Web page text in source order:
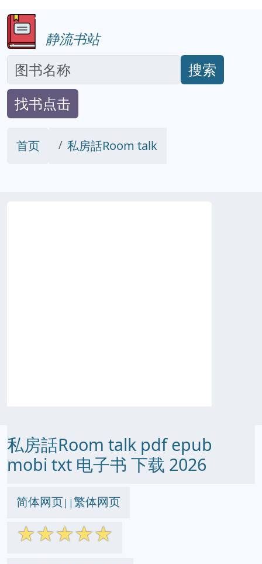
静流书站
搜索
找书点击
首页 私房話Room talk
私房話Room talk pdf epub
mobi txt 电子书 下载 2026
简体网页||繁体网页
☆☆☆☆☆